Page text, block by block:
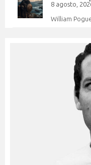
8 agosto,
William